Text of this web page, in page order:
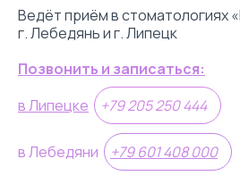
Ведёт приём в стоматологиях
г. Лебедянь и г. Липецк
Позвонить и записаться:
в Липецке
+79 205 250 444
в Лебедяни +79 601 408 000